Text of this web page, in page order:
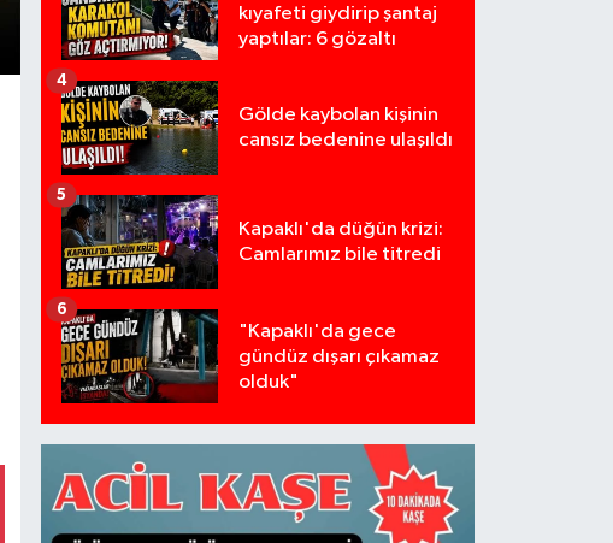
kıyafeti giydirip şantaj
yaptılar: 6 gözaltı
Gölde kaybolan kişinin
cansız bedenine ulaşıldı
4
Kapaklı'da düğün krizi:
Camlarımız bile titredi
5
"Kapaklı'da gece
gündüz dışarı çıkamaz
olduk"
6